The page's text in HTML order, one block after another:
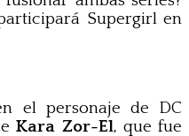
Supergirl en
el personaje de DC
Kara Zor-El, que fue